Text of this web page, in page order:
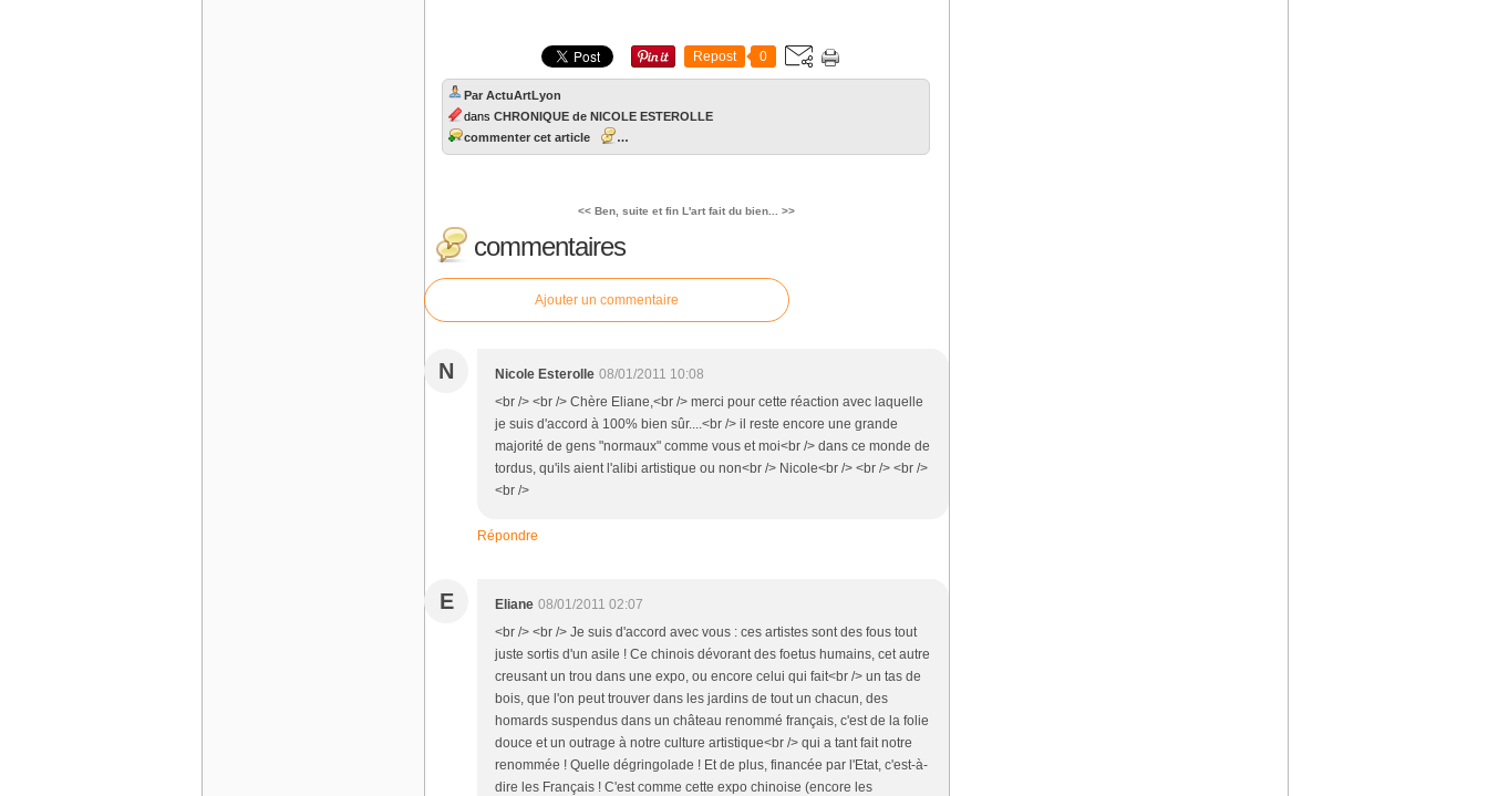
Repost 0
Par ActuArtLyon
dans CHRONIQUE de NICOLE ESTEROLLE
commenter cet article
…
<< Ben, suite et fin L'art fait du bien... >>
commentaires
Ajouter un commentaire
N Nicole Esterolle 08/01/2011 10:08
<br /> <br /> Chère Eliane,<br /> merci pour cette réaction avec laquelle
je suis d'accord à 100% bien sûr....<br /> il reste encore une grande
majorité de gens "normaux" comme vous et moi<br /> dans ce monde de
tordus, qu'ils aient l'alibi artistique ou non<br /> Nicole<br /> <br /> <br />
<br />
Répondre
E Eliane 08/01/2011 02:07
<br /> <br /> Je suis d'accord avec vous : ces artistes sont des fous tout
juste sortis d'un asile ! Ce chinois dévorant des foetus humains, cet autre
creusant un trou dans une expo, ou encore celui qui fait<br /> un tas de
bois, que l'on peut trouver dans les jardins de tout un chacun, des
homards suspendus dans un château renommé français, c'est de la folie
douce et un outrage à notre culture artistique<br /> qui a tant fait notre
renommée ! Quelle dégringolade ! Et de plus, financée par l'Etat, c'est-à-
dire les Français ! C'est comme cette expo chinoise (encore les